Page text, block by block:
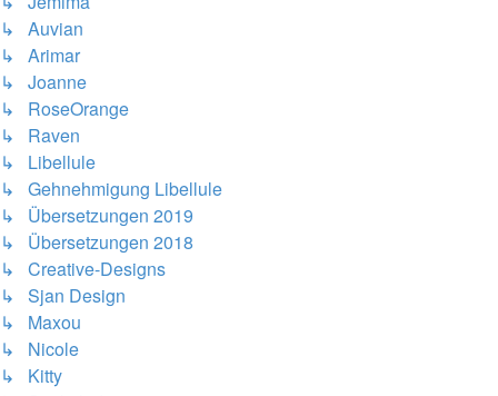
↳ Auvian
↳ Arimar
↳ Joanne
↳ RoseOrange
↳ Raven
↳ Libellule
↳ Gehnehmigung Libellule
↳ Übersetzungen 2019
↳ Übersetzungen 2018
↳ Creative-Designs
↳ Sjan Design
↳ Maxou
↳ Nicole
↳ Kitty